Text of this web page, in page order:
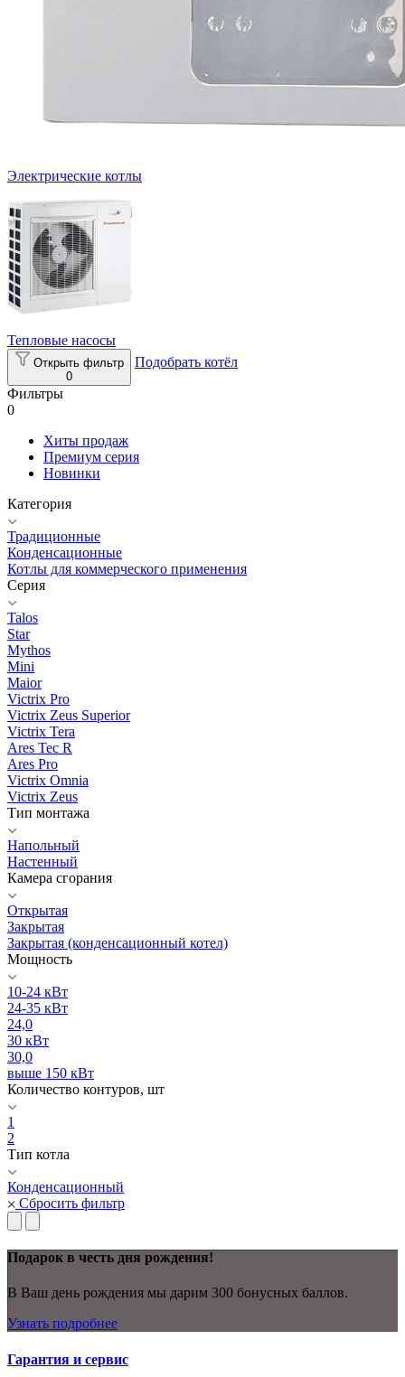
Электрические котлы
Тепловые насосы
Открыть фильтр
0
Подобрать котёл
Фильтры
0
Хиты продаж
Премиум серия
Новинки
Категория
Традиционные
Конденсационные
Котлы для коммерческого применения
Серия
Talos
Star
Mythos
Mini
Maior
Victrix Pro
Victrix Zeus Superior
Victrix Tera
Ares Tec R
Ares Pro
Victrix Omnia
Victrix Zeus
Тип монтажа
Напольный
Настенный
Камера сгорания
Открытая
Закрытая
Закрытая (конденсационный котел)
Мощность
10-24 кВт
24-35 кВт
24,0
30 кВт
30,0
выше 150 кВт
Количество контуров, шт
1
2
Тип котла
Конденсационный
Сбросить фильтр
Подарок в честь дня рождения!
В Ваш день рождения мы дарим 300 бонусных баллов.
Узнать подробнее
Гарантия и сервис